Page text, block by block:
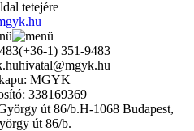
(+36-1) 351-9483
hivatal@mgyk.hu
MGYK
338169369
H-1068 Budapest,
út 86/b.